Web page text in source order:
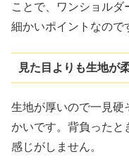
ことで、ワンショルダ
細かいポイントなので
見た目よりも生地が
生地が厚いので一見硬
かいです。背負ったと
感じがしません。